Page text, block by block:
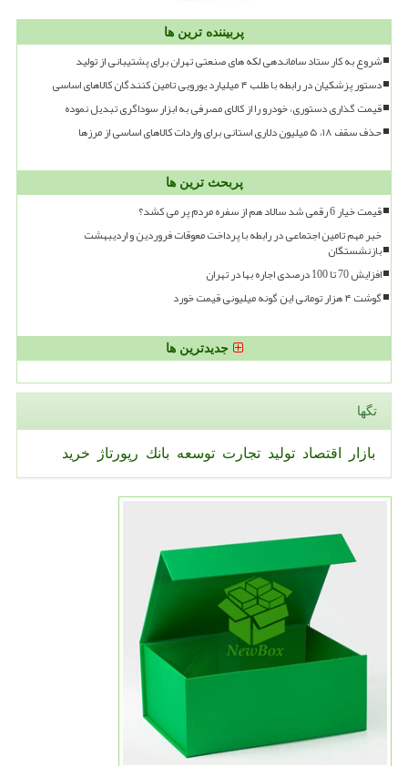
پربیننده ترین ها
شروع به کار ستاد ساماندهی لکه های صنعتی تهران برای پشتیبانی از تولید
دستور پزشکیان در رابطه با طلب ۴ میلیارد یورویی تامین کنندگان کالاهای اساسی
قیمت گذاری دستوری، خودرو را از کالای مصرفی به ابزار سوداگری تبدیل نموده
حذف سقف ۱۸، ۵ میلیون دلاری استانی برای واردات کالاهای اساسی از مرزها
پربحث ترین ها
قیمت خیار 6 رقمی شد سالاد هم از سفره مردم پر می کشد؟
خبر مهم تامین اجتماعی در رابطه با پرداخت معوقات فروردین و اردیبهشت
بازنشستگان
افزایش 70 تا 100 درصدی اجاره بها در تهران
گوشت ۴ هزار تومانی این گونه میلیونی قیمت خورد
جدیدترین ها
تگها
بازار اقتصاد تولید تجارت توسعه بانك رپورتاژ خرید